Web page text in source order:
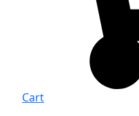
Cart